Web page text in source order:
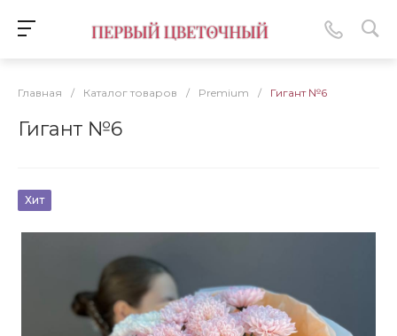
Главная / Каталог товаров / Premium / Гигант №6
Гигант №6
Хит